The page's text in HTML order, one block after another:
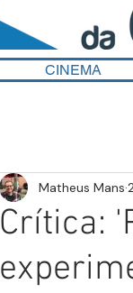
CINEMA
Crítica:
Matheus Mans